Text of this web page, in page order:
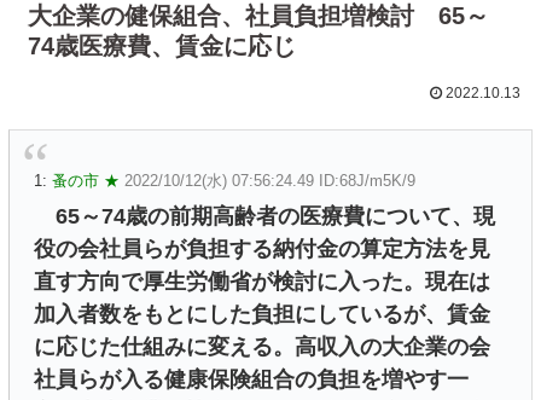
大企業の健保組合、社員負担増検討 65～
74歳医療費、賃金に応じ
2022.10.13
1: 蚤の市 ★ 2022/10/12(水) 07:56:24.49 ID:68J/m5K/9
65～74歳の前期高齢者の医療費について、現
役の会社員らが負担する納付金の算定方法を見
直す方向で厚生労働省が検討に入った。現在は
加入者数をもとにした負担にしているが、賃金
に応じた仕組みに変える。高収入の大企業の会
社員らが入る健康保険組合の負担を増やす一